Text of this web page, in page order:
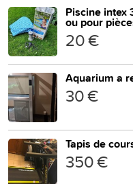
Piscine intex
ou pour
20 €
Aquarium a
30 €
Tapis de
350 €